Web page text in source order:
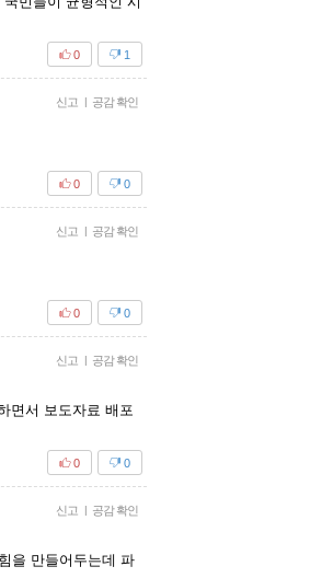
1
0
신고 | 공감 확인
0
0
신고 | 공감 확인
0
0
신고 | 공감 확인
면서 보도자료 배포
0
0
신고 | 공감 확인
을 만들어두는데 파